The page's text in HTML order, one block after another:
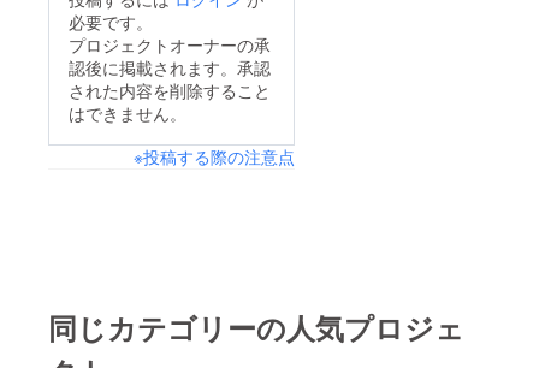
必要です。
プロジェクトオーナーの承
認後に掲載されます。承認
された内容を削除すること
はできません。
※投稿する際の注意点
同じカテゴリーの人気プロジェ